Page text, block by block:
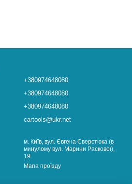
+380974648080
+380974648080
+380974648080
cartools@ukr.net
м. Київ, вул. Євгена Сверстюка (в
минулому вул. Марини Раскової),
19.
Мапа проїзду